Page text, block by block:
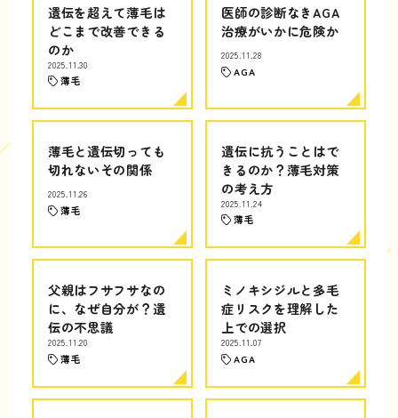
遺伝を超えて薄毛は
どこまで改善できる
のか
2025.11.30
薄毛
医師の診断なきAGA
治療がいかに危険か
2025.11.28
AGA
薄毛と遺伝切っても
切れないその関係
2025.11.26
薄毛
遺伝に抗うことはで
きるのか？薄毛対策
の考え方
2025.11.24
薄毛
父親はフサフサなの
に、なぜ自分が？遺
伝の不思議
2025.11.20
薄毛
ミノキシジルと多毛
症リスクを理解した
上での選択
2025.11.07
AGA